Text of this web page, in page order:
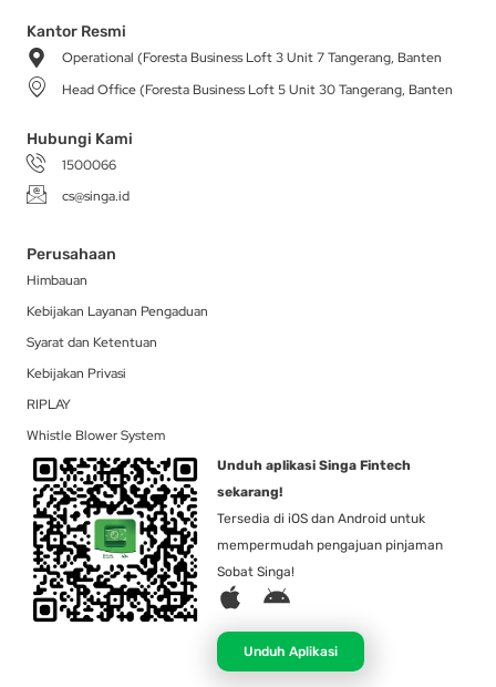
a
g
r
a
m
b
o
-
t
r
i
Kantor Resmi
Operational (Foresta Business Loft 3 Unit 7 Tangerang, Banten
Head Office (Foresta Business Loft 5 Unit 30 Tangerang, Banten
Hubungi Kami
1500066
cs@singa.id
Perusahaan
Himbauan
Kebijakan Layanan Pengaduan
Syarat dan Ketentuan
Kebijakan Privasi
RIPLAY
Whistle Blower System
Unduh aplikasi Singa Fintech
sekarang!
Tersedia di iOS dan Android untuk
mempermudah pengajuan pinjaman
Sobat Singa!
A
p
l
A
d
r
Unduh Aplikasi